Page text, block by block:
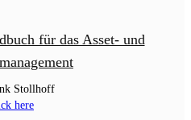
für das Asset- und
Stollhoff
here